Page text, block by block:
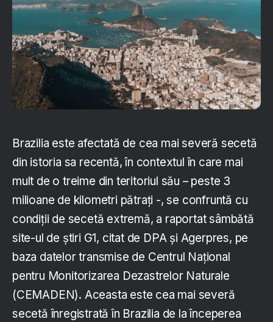
Brazilia este afectată de cea mai severă secetă
din istoria sa recentă, în contextul în care mai
mult de o treime din teritoriul său – peste 3
milioane de kilometri pătraţi -, se confruntă cu
condiţii de secetă extremă, a raportat sâmbătă
site-ul de ştiri G1, citat de DPA și Agerpres, pe
baza datelor transmise de Centrul Naţional
pentru Monitorizarea Dezastrelor Naturale
(CEMADEN). Aceasta este cea mai severă
secetă înregistrată în Brazilia de la începerea